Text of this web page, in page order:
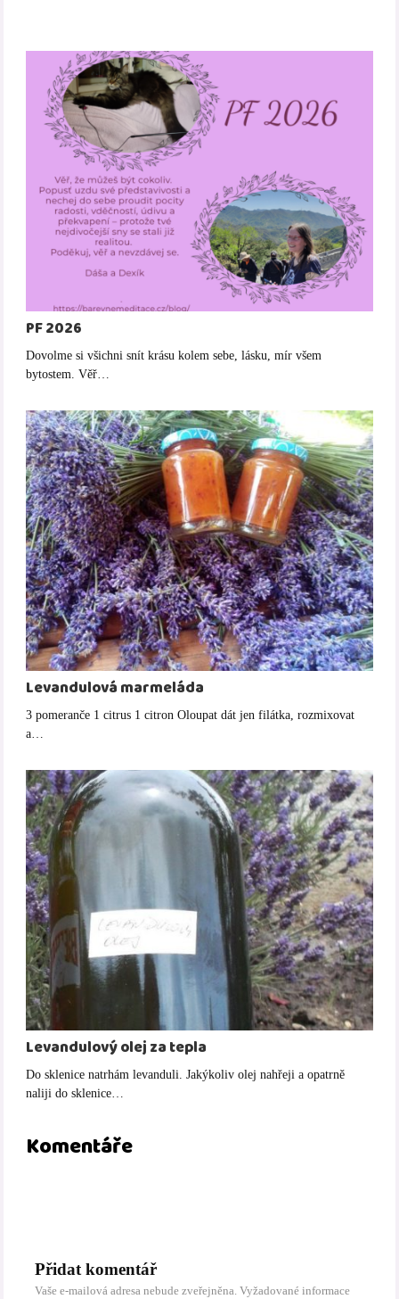
PF 2026
Dovolme si všichni snít krásu kolem sebe, lásku, mír všem
bytostem. Věř…
Levandulová marmeláda
3 pomeranče 1 citrus 1 citron Oloupat dát jen filátka, rozmixovat
a…
Levandulový olej za tepla
Do sklenice natrhám levanduli. Jakýkoliv olej nahřeji a opatrně
naliji do sklenice…
Komentáře
Přidat komentář
Vaše e-mailová adresa nebude zveřejněna. Vyžadované informace